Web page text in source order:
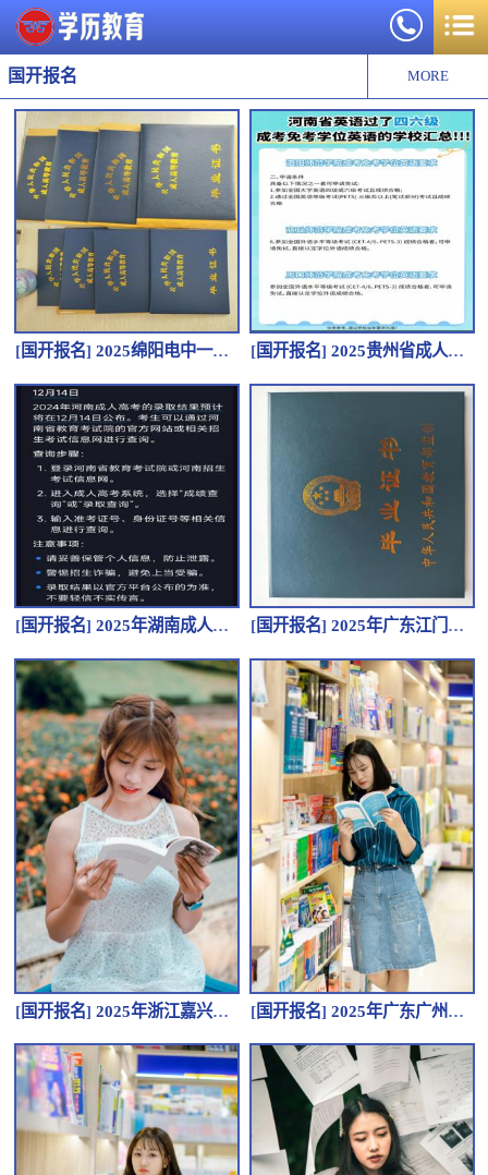
MORE
国开报名
[国开报名]2025绵阳电中一年制报名日期_能查到吗 [国开报名]2025贵州省成人一年制中专二建必备_多少钱
[国开报名]2025年湖南成人高考考试怎么报名？有哪些要求？ [国开报名]2025年广东江门成人高考报名流程是怎么样的？有哪些报名条件？
[国开报名]2025年浙江嘉兴成人高考报名时间是多久？需要准备哪些报名材料？ [国开报名]2025年广东广州成人高考有哪些报名条件？报名费是多少钱？